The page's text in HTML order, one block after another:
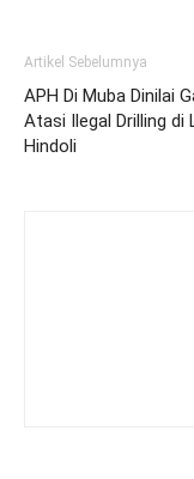
Artikel Sebelumnya
APH Di Muba Dinilai
Atasi Ilegal Drilling di
Hindoli